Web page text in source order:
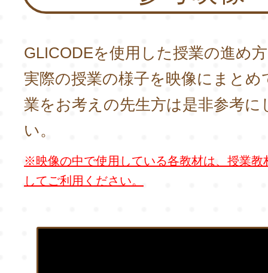
GLICODEを使用した授業の進め
実際の授業の様子を映像にまとめ
業をお考えの先生方は是非参考に
い。
※映像の中で使用している各教材は、授業教
してご利用ください。